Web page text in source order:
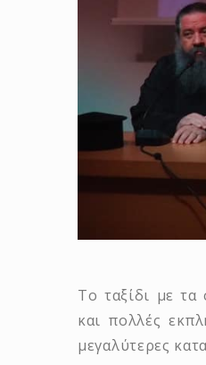
Το ταξίδι με τα
και πολλές
μεγαλύτερες